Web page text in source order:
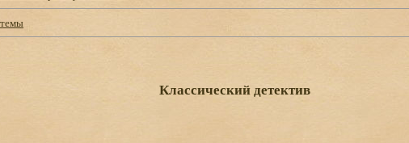
Классический детектив